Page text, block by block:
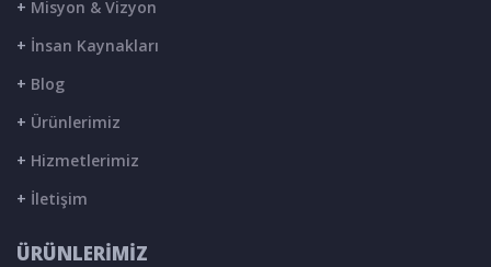
+ Misyon & Vizyon
+ İnsan Kaynakları
+ Blog
+ Ürünlerimiz
+ Hizmetlerimiz
+ İletişim
ÜRÜNLERİMİZ